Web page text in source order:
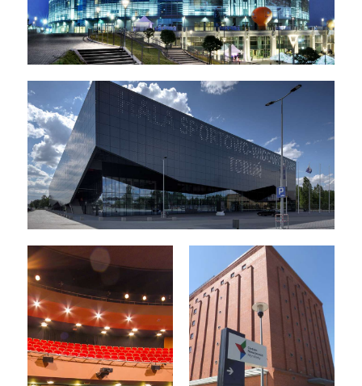
Ergo Arena - Gdańsk
Arena - Toruń